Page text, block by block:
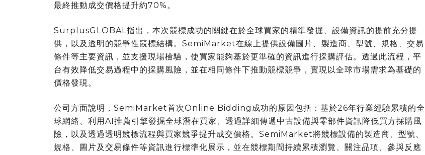
最終推動成交價格提升約70%。
SurplusGLOBAL指出，本次競標成功的關鍵在於全球買家的精準發掘、設備資訊的提前充分提
供，以及透明的競爭性競標結構。SemiMarket在線上提供設備圖片、製造商、型號、規格、交易
條件等主要資訊，並支援現場檢驗，使買家能夠基於更準確的資訊進行採購評估。透過此流程，平
台有效降低交易過程中的採購風險，並在相同條件下推動競標競爭，實現以全球市場需求為基礎的
價格發現。
公司方面說明，SemiMarket首次Online Bidding成功的原因包括：基於26年行業經驗累積的全
球網絡、利用AI推薦引擎發掘全球潛在買家、透過詳細傳遞中古設備與零部件資訊降低買方採購風
險，以及透過透明競標流程與買家競爭提升成交價格。SemiMarket將競標設備的製造商、型號、
規格、圖片及交易條件等資訊進行標準化展示，並在競標期間持續累積瀏覽、關注品項、參與反應